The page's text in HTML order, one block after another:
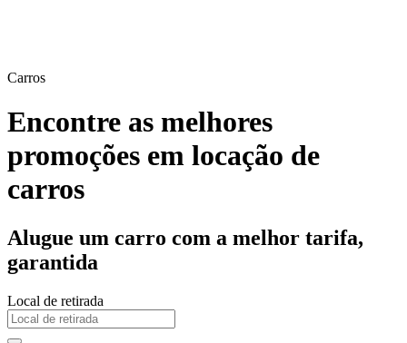
Carros
Encontre as melhores
promoções em locação de
carros
Alugue um carro com a melhor tarifa,
garantida
Local de retirada